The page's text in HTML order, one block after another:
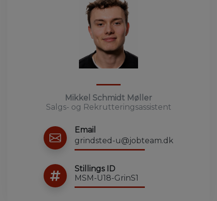
Mikkel Schmidt Møller
Salgs- og Rekrutteringsassistent
Email
grindsted-u@jobteam.dk
Stillings ID
MSM-U18-GrinS1